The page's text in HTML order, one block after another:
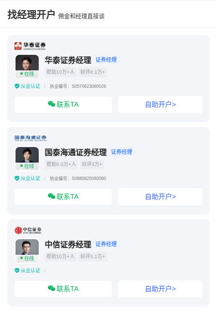
找经理开户 佣金和经理直接谈
在线
华泰证券经理 证券经理
帮助10万+人 好评4.1万+
从业认证 执业编号：S0570623080026
联系TA 自助开户>
在线
国泰海通证券经理 证券经理
帮助9.3万+人 好评3万+
从业认证 执业编号：S0880625080060
联系TA 自助开户>
在线
中信证券经理 证券经理
帮助10万+人 好评3.1万+
从业认证
联系TA 自助开户>